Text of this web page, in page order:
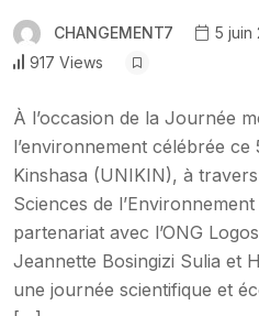
CHANGEMENT7 5 juin
917 Views
À l’occasion de la Journée
l’environnement célébrée ce
Kinshasa (UNIKIN), à
Sciences de
partenariat avec l’ONG
Jeannette Bosingizi Sulia et
une journée scientifique et